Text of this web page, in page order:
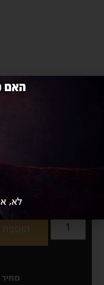
סינגלטון 15
הוספה
מחיר ל-
האם
לא,